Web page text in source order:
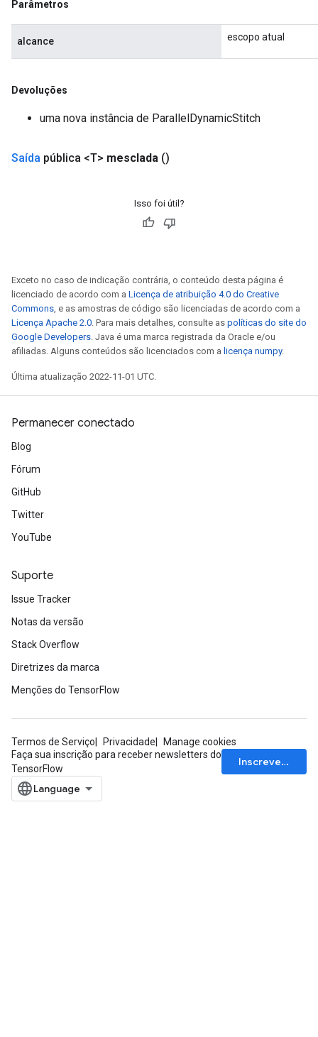
Parâmetros
alcance escopo atual
Devoluções
uma nova instância de ParallelDynamicStitch
Saída pública <T> mesclada ()
Isso foi útil?
Exceto no caso de indicação contrária, o conteúdo desta página é
licenciado de acordo com a Licença de atribuição 4.0 do Creative
Commons , e as amostras de código são licenciadas de acordo com a
Licença Apache 2.0 . Para mais detalhes, consulte as políticas do site do
Google Developers . Java é uma marca registrada da Oracle e/ou
afiliadas. Alguns conteúdos são licenciados com a licença numpy.
Última atualização 2022-11-01 UTC.
Permanecer conectado
Blog
Fórum
GitHub
Twitter
YouTube
Suporte
Issue Tracker
Notas da versão
Stack Overflow
Diretrizes da marca
Menções do TensorFlow
Termos de Serviço Privacidade
Manage cookies
Faça sua inscrição para receber newsletters do
TensorFlow
Inscrever-se